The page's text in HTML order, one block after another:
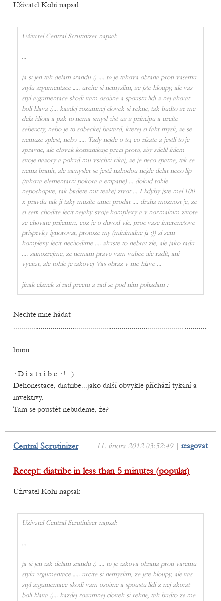
Uživatel Kohi napsal:
Uživatel Central Scrutinizer napsal:
...
ja si jen tak delam srandu :) .... to je takova obrana proti vasemu
stylu argumentace ..... urcite si nemyslim, ze jste hloupy, ale vas
styl argumentace skodi vam osobne a spoustu lidi z nej akorat
boli hlava :)... kazdej rozumnej clovek si rekne, tak budto ze me
dela idiota a pak to nema smysl cist uz z principu a urcite
sebeucty, nebo je to sobeckej bastard, kterej si fakt mysli, ze se
nemuze splest, nebo ..... Tady nejde o to, co rikate a jestli to je
spravne, ale clovek komunikuje preci proto, aby sdelil lidem
svoje nazory a pokud mu vsichni rikaj, ze je neco spatne, tak se
nema branit, ale zamyslet se jestli nahodou nejde delat neco lip
(takova elementarni pokora a empatie) ... dokud tohle
nepochopite, tak budete mit tezkej zivot ... I kdyby jste mel 100
x pravdu tak ji taky musite umet prodat .... druha moznost je, ze
si sem chodite lecit nejaky svoje komplexy a v normalnim zivote
se chovate prijemne, coz je o duvod vic, proc vase interenetove
prispevky ignorovat, protoze my (minimalne ja :)) si sem
komplexy lecit nechodime .... zkuste to nebrat zle, ale jako radu
.... samozrejme, ze nemam pravo vam vubec nic radit, ani
vycitat, ale tohle je takovej Vas obraz v me hlave ...
jinak clanek si rad prectu a rad se pod nim pohadam :
Nechte mne hádat
..................................................................................................
..
hmm..........................................................................................
............................
· D i a t r i b e · ! : ).
Dehonestace, diatribe...jako další obvykle příchází tykání a
invektivy.
Tam se poustět nebudeme, že?
11. února 2012 03:52:49| reagovat
Central Scrutinizer
Recept: diatribe in less than 5 minutes (popular)
Uživatel Kohi napsal:
Uživatel Central Scrutinizer napsal:
...
ja si jen tak delam srandu :) .... to je takova obrana proti vasemu
stylu argumentace ..... urcite si nemyslim, ze jste hloupy, ale vas
styl argumentace skodi vam osobne a spoustu lidi z nej akorat
boli hlava :)... kazdej rozumnej clovek si rekne, tak budto ze me